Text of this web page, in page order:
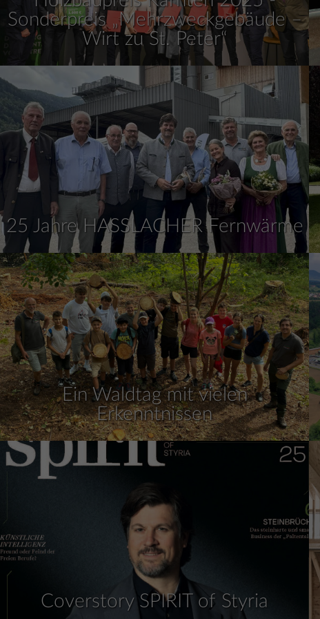
Sonderpreis „Mehrzweckgebäude –
Wirt zu St. Peter“
25 Jahre HASSLACHER Fernwärme
Ein Waldtag mit vielen
Erkenntnissen
Coverstory SPIRIT of Styria